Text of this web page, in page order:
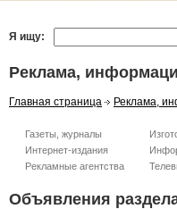
Я ищу:
Реклама,
Главная страница Реклама,
Газеты, журналы
Интернет-издания
Рекламные агентства
Объявления